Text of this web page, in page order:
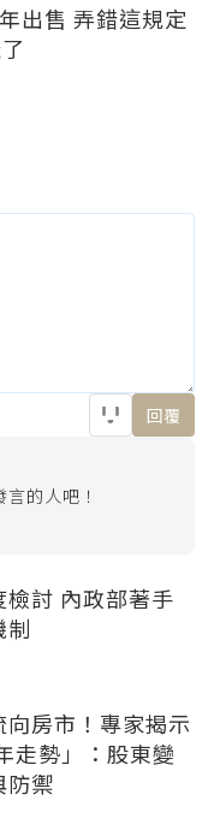
出售 弄錯這規定
回覆
的人吧！
討 內政部著手
制
房市！專家揭示
走勢」：股東變
防禦